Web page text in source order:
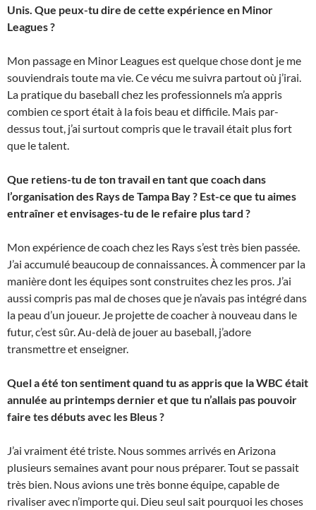
Unis. Que peux-tu dire de cette expérience en Minor
Leagues ?
Mon passage en Minor Leagues est quelque chose dont je me
souviendrais toute ma vie. Ce vécu me suivra partout où j’irai.
La pratique du baseball chez les professionnels m’a appris
combien ce sport était à la fois beau et difficile. Mais par-
dessus tout, j’ai surtout compris que le travail était plus fort
que le talent.
Que retiens-tu de ton travail en tant que coach dans
l’organisation des Rays de Tampa Bay ? Est-ce que tu aimes
entraîner et envisages-tu de le refaire plus tard ?
Mon expérience de coach chez les Rays s’est très bien passée.
J’ai accumulé beaucoup de connaissances. À commencer par la
manière dont les équipes sont construites chez les pros. J’ai
aussi compris pas mal de choses que je n’avais pas intégré dans
la peau d’un joueur. Je projette de coacher à nouveau dans le
futur, c’est sûr. Au-delà de jouer au baseball, j’adore
transmettre et enseigner.
Quel a été ton sentiment quand tu as appris que la WBC était
annulée au printemps dernier et que tu n’allais pas pouvoir
faire tes débuts avec les Bleus ?
J’ai vraiment été triste. Nous sommes arrivés en Arizona
plusieurs semaines avant pour nous préparer. Tout se passait
très bien. Nous avions une très bonne équipe, capable de
rivaliser avec n’importe qui. Dieu seul sait pourquoi les choses